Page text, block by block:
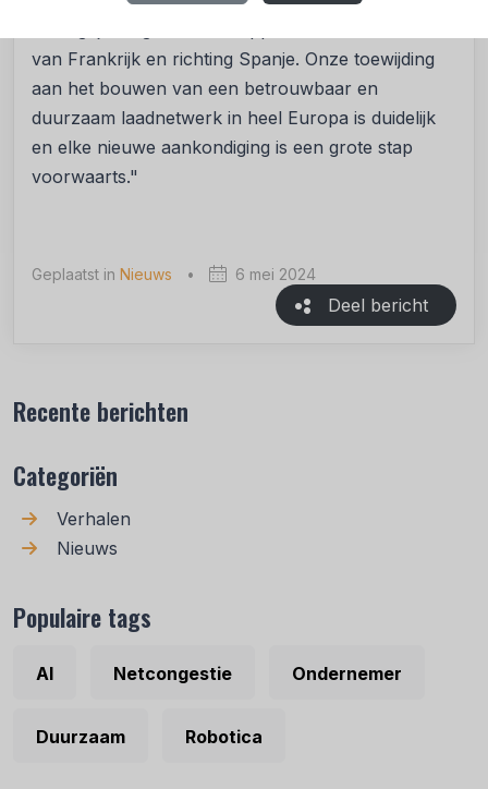
van Frankrijk en richting Spanje. Onze toewijding
aan het bouwen van een betrouwbaar en
duurzaam laadnetwerk in heel Europa is duidelijk
en elke nieuwe aankondiging is een grote stap
voorwaarts."
Geplaatst in Nieuws • 6 mei 2024
Deel bericht
Recente berichten
Categoriën
Verhalen
Nieuws
Populaire tags
AI Netcongestie Ondernemer
Duurzaam Robotica